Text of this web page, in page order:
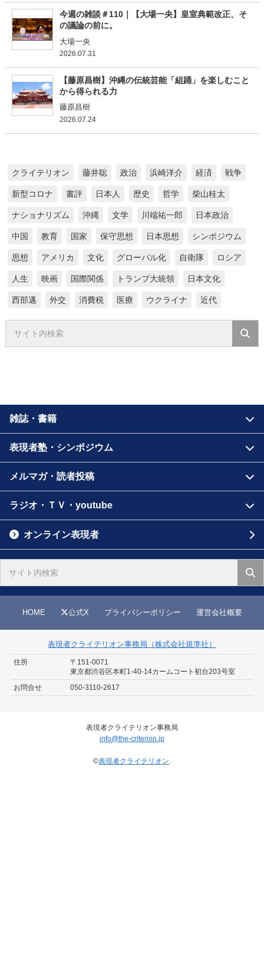
今週の雑談＃110｜【大場一央】皇室典範改正、そ
の議論の前に。
大場一央
2026.07.31
【藤原昌樹】沖縄の伝統芸能「組踊」を楽しむこと
から得られる力
藤原昌樹
2026.07.24
クライテリオン 藤井聡 政治 浜崎洋介 経済 戦争
新型コロナ 書評 日本人 歴史 哲学 柴山桂太
ナショナリズム 沖縄 文学 川端祐一郎 日本政治
中国 教育 国家 保守思想 日本思想 シンポジウム
思想 アメリカ 文化 グローバル化 自衛隊 ロシア
人生 映画 国際関係 トランプ大統領 日本文化
西部邁 外交 消費税 医療 ウクライナ 近代
雑誌・書籍
表現者塾・シンポジウム
メルマガ・読者投稿
ラジオ・ＴＶ・youtube
オンライン表現者
HOME 公式X プライバシーポリシー 運営会社概要
表現者クライテリオン事務局（株式会社規準社）
住所
〒151-0071
東京都渋谷区本町1-40-14カームコート初台203号室
お問合せ
050-3110-2617
表現者クライテリオン事務局
info@the-criterion.jp
©表現者クライテリオン.